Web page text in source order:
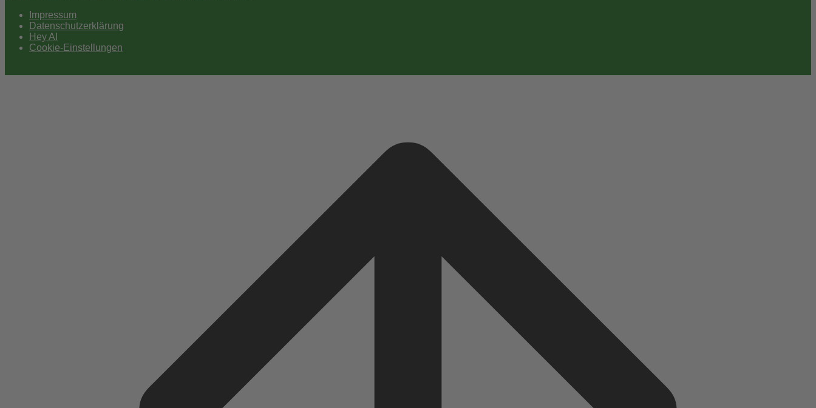
Impressum
Datenschutzerklärung
Hey AI
Cookie-Einstellungen